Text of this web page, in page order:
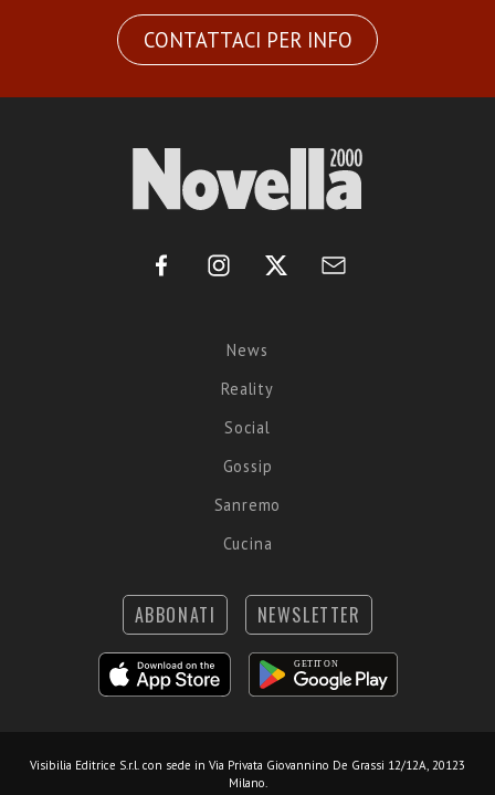
CONTATTACI PER INFO
News
Reality
Social
Gossip
Sanremo
Cucina
ABBONATI NEWSLETTER
Visibilia Editrice S.r.l. con sede in Via Privata Giovannino De Grassi 12/12A, 20123
Milano.